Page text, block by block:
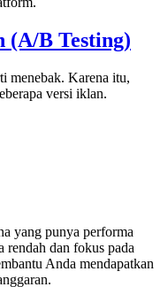
(A/B Testing)
menebak. Karena itu,
versi iklan.
yang punya performa
dan fokus pada
Anda mendapatkan